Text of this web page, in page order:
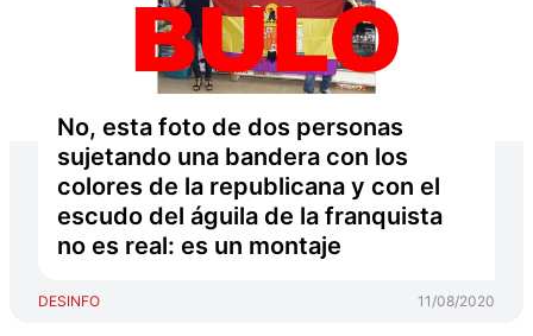
No, esta foto de dos personas
sujetando una bandera con los
colores de la republicana y con el
escudo del águila de la franquista
no es real: es un montaje
DESINFO 11/08/2020